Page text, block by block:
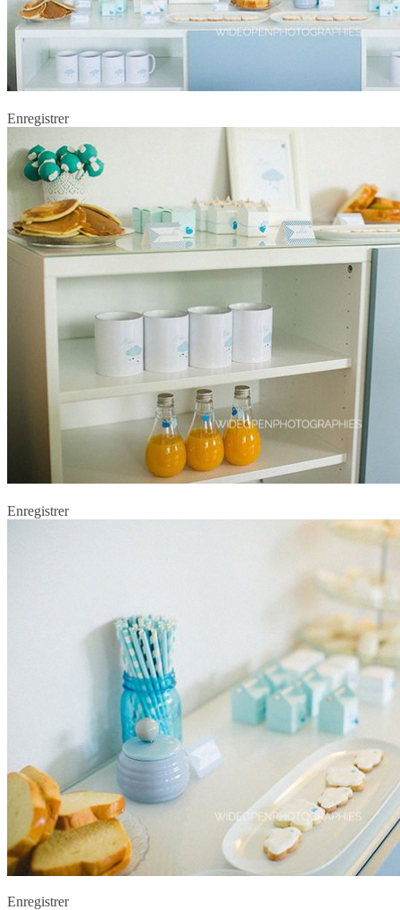
Enregistrer
Enregistrer
Enregistrer